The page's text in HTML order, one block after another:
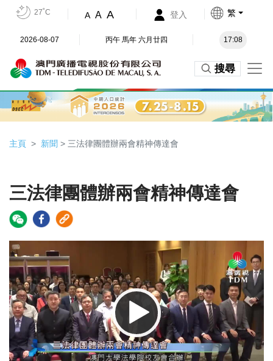
27˚C A A A 登入 繁
2026-08-07 丙午 馬年 六月廿四 17:08
搜尋
主頁 新聞 > 三法律團體辦兩會精神傳達會
三法律團體辦兩會精神傳達會
Video
Player